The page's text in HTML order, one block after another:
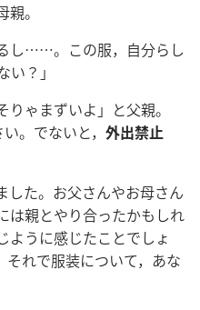
。
し……。この服，自分らし
？」
りゃまずいよ」と父親。
。でないと， 外出禁止
した。お父さんやお母さん
は親とやり合ったかもしれ
ように感じたことでしょ
それで服装について，あな